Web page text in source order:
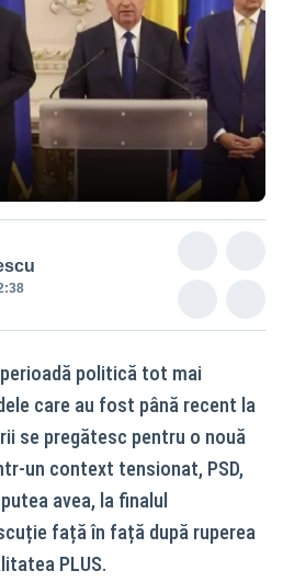
politică tot mai
care au fost până recent la
se pregătesc pentru o nouă
un context tensionat, PSD,
putea avea, la finalul
față în față după ruperea
PLUS.